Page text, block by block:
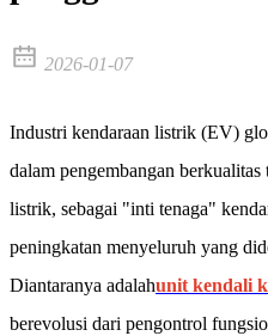
2026-01-07
Industri kendaraan listrik (EV)
dalam pengembangan
listrik, sebagai "inti tenaga"
peningkatan menyeluruh yang
Diantaranya adalahunit kendali
berevolusi dari pengontrol